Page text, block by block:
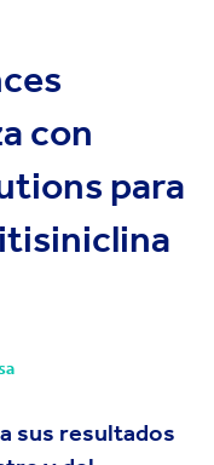
con
para
sus resultados